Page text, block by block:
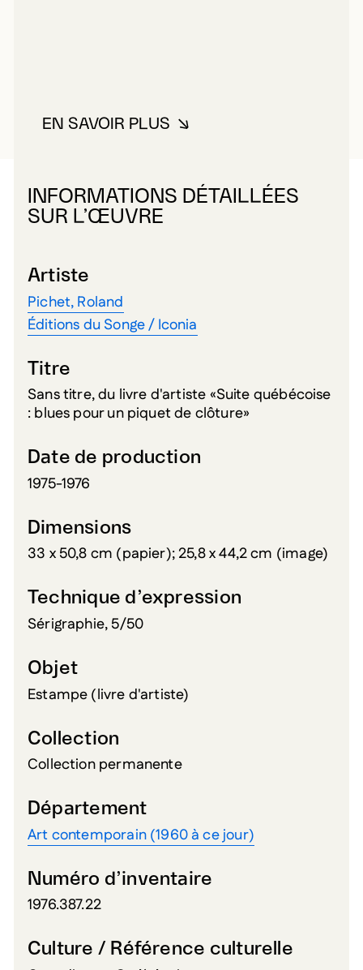
EN SAVOIR PLUSÀ PROPOS DE ÉDITIONS DU
INFORMATIONS DÉTAILLÉES
SUR L’ŒUVRE
Artiste
Pichet, Roland
Éditions du Songe / Iconia
Titre
Sans titre, du livre d'artiste «Suite québécoise
: blues pour un piquet de clôture»
Date de production
1975-1976
Dimensions
33 x 50,8 cm (papier); 25,8 x 44,2 cm (image)
Technique d’expression
Sérigraphie, 5/50
Objet
Estampe (livre d'artiste)
Collection
Collection permanente
Département
Art contemporain (1960 à ce jour)
Numéro d’inventaire
1976.387.22
Culture / Référence culturelle